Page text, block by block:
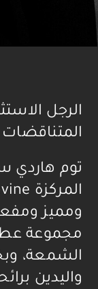
الرجل
المتناقضات
توم هاردي
ومميز
مجموعة
الشمعة،
واليدين